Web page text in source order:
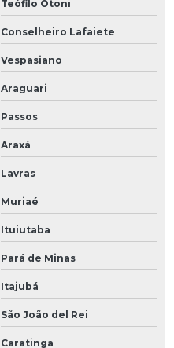
Teófilo Otoni
Conselheiro Lafaiete
Vespasiano
Araguari
Passos
Araxá
Lavras
Muriaé
Ituiutaba
Pará de Minas
Itajubá
São João del Rei
Caratinga